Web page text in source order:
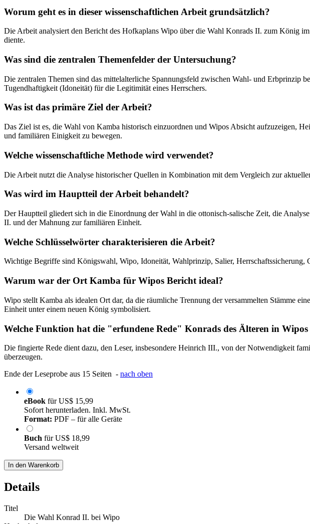
Worum geht es in dieser wissenschaftlichen Arbeit grundsätzlich?
Die Arbeit analysiert den Bericht des Hofkaplans Wipo über die Wahl Konrads II. zum König
diente.
Was sind die zentralen Themenfelder der Untersuchung?
Die zentralen Themen sind das mittelalterliche Spannungsfeld zwischen Wahl- und
Tugendhaftigkeit (Idoneität) für die Legitimität eines Herrschers.
Was ist das primäre Ziel der Arbeit?
Das Ziel ist es, die Wahl von Kamba historisch einzuordnen und Wipos Absicht aufzuzeigen,
und familiären Einigkeit zu bewegen.
Welche wissenschaftliche Methode wird verwendet?
Die Arbeit nutzt die Analyse historischer Quellen in Kombination mit dem Vergleich zur
Was wird im Hauptteil der Arbeit behandelt?
Der Hauptteil gliedert sich in die Einordnung der Wahl in die ottonisch-salische Zeit, die
II. und der Mahnung zur familiären Einheit.
Welche Schlüsselwörter charakterisieren die Arbeit?
Wichtige Begriffe sind Königswahl, Wipo, Idoneität, Wahlprinzip, Salier, Herrschaftssicherung,
Warum war der Ort Kamba für Wipos Bericht ideal?
Wipo stellt Kamba als idealen Ort dar, da die räumliche Trennung der versammelten Stämme
Einheit unter einem neuen König symbolisiert.
Welche Funktion hat die "erfundene Rede" Konrads des Älteren in
Die fingierte Rede dient dazu, den Leser, insbesondere Heinrich III., von der Notwendigkeit
überzeugen.
Ende der Leseprobe aus 15 Seiten - nach oben
eBook fürUS$ 15,99
Sofort herunterladen. Inkl. MwSt.
Format: PDF – für alle Geräte
Buch fürUS$ 18,99
Versand weltweit
In den Warenkorb
Details
Titel
Die Wahl Konrad II. bei Wipo